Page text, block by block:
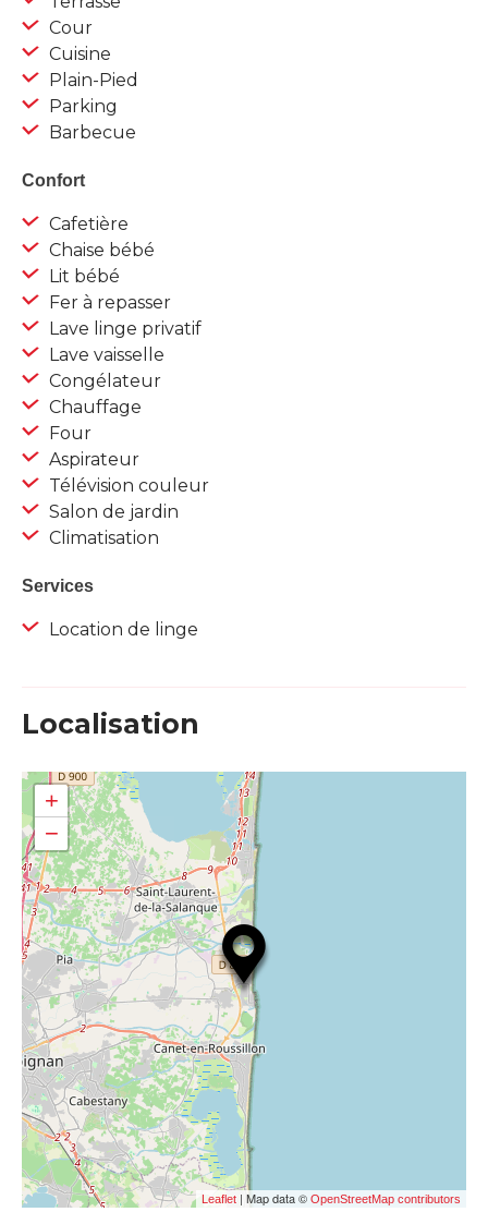
Cour
Cuisine
Plain-Pied
Parking
Barbecue
Confort
Cafetière
Chaise bébé
Lit bébé
Fer à repasser
Lave linge privatif
Lave vaisselle
Congélateur
Chauffage
Four
Aspirateur
Télévision couleur
Salon de jardin
Climatisation
Services
Location de linge
Localisation
+
−
Leaflet | Map data © OpenStreetMap contributors